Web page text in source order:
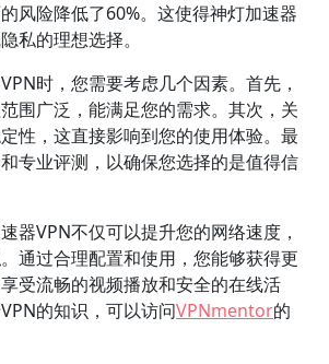
风险降低了60%。这使得神灯加速器
私的理想选择。
时，您需要考虑几个因素。首先，
围广泛，能满足您的需求。其次，关
性，这直接影响到您的使用体验。最
专业评测，以确保您选择的是值得信
器VPN不仅可以提升您的网络速度，
通过合理配置和使用，您能够获得更
受流畅的视频播放和安全的在线活
的知识，可以访问VPNmentor的